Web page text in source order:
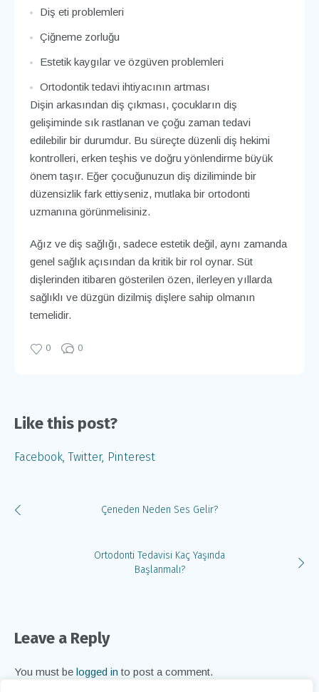
Diş eti problemleri
Çiğneme zorluğu
Estetik kaygılar ve özgüven problemleri
Ortodontik tedavi ihtiyacının artması
Dişin arkasından diş çıkması, çocukların diş
gelişiminde sık rastlanan ve çoğu zaman tedavi
edilebilir bir durumdur. Bu süreçte düzenli diş hekimi
kontrolleri, erken teşhis ve doğru yönlendirme büyük
önem taşır. Eğer çocuğunuzun diş diziliminde bir
düzensizlik fark ettiyseniz, mutlaka bir ortodonti
uzmanına görünmelisiniz.
Ağız ve diş sağlığı, sadece estetik değil, aynı zamanda
genel sağlık açısından da kritik bir rol oynar. Süt
dişlerinden itibaren gösterilen özen, ilerleyen yıllarda
sağlıklı ve düzgün dizilmiş dişlere sahip olmanın
temelidir.
0 0
Like this post?
Facebook Twitter Pinterest
Çeneden Neden Ses Gelir?
Ortodonti Tedavisi Kaç Yaşında
Başlanmalı?
Leave a Reply
You must be logged into post a comment.